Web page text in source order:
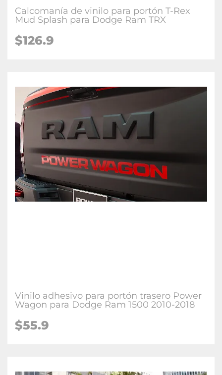
Calcomanía de vinilo para portón T-Rex
Mud Splash para Dodge Ram TRX
$126.9
Vinilo adhesivo para portón trasero Power
Wagon para Dodge Ram 1500 2010-2018
$55.9